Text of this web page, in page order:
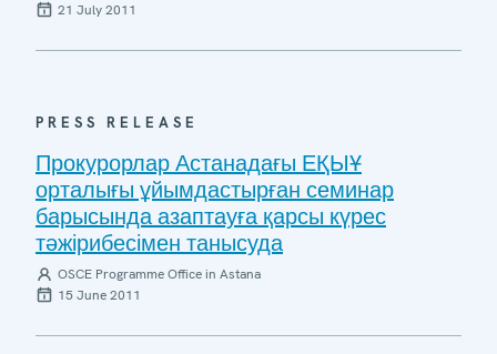
21 July 2011
PRESS RELEASE
Прокурорлар Астанадағы ЕҚЫҰ
орталығы ұйымдастырған семинар
барысында азаптауға қарсы күрес
тәжірибесімен танысуда
OSCE Programme Office in Astana
15 June 2011